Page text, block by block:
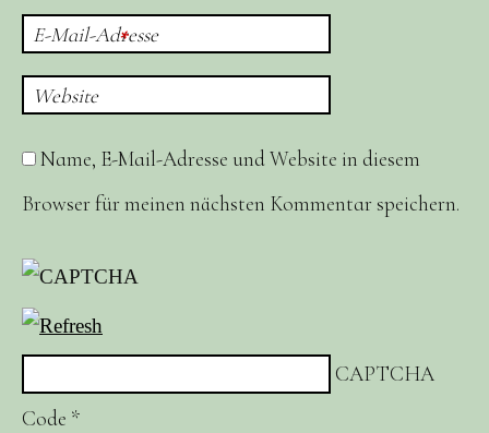
E-Mail-Adresse
*
Website
Name, E-Mail-Adresse und Website in diesem
Browser für meinen nächsten Kommentar speichern.
CAPTCHA
Code *